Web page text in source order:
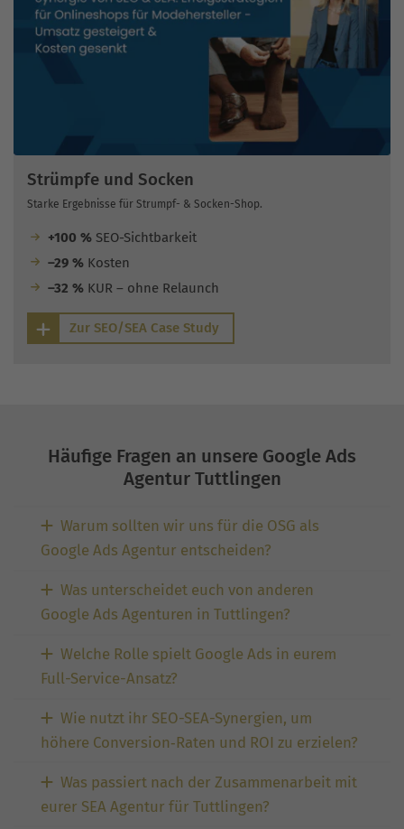
Strümpfe und Socken
Starke Ergebnisse für Strumpf- & Socken-Shop.
+100 %SEO-Sichtbarkeit
–29 %Kosten
–32 %KUR – ohne Relaunch
Zur SEO/SEA Case Study
Häufige Fragen an unsere Google Ads
Agentur Tuttlingen
Warum sollten wir uns für die OSG als
Google Ads Agentur entscheiden?
Was unterscheidet euch von anderen
Google Ads Agenturen in Tuttlingen?
Welche Rolle spielt Google Ads in eurem
Full-Service-Ansatz?
Wie nutzt ihr SEO-SEA-Synergien, um
höhere Conversion‑Raten und ROI zu erzielen?
Was passiert nach der Zusammenarbeit mit
eurer SEA Agentur für Tuttlingen?